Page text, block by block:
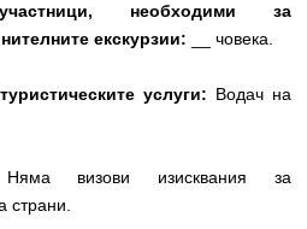
необходими за
екскурзии: __ човека.
услуги: Водач на
визови изисквания за
страни.